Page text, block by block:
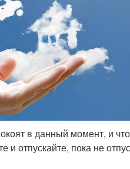
в данный момент, и
и отпускайте, пока не